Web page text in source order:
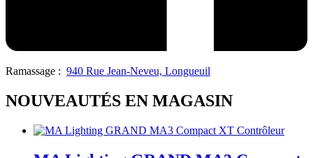
Ramassage : 940 Rue Jean-Neveu, Longueuil
NOUVEAUTÉS EN MAGASIN